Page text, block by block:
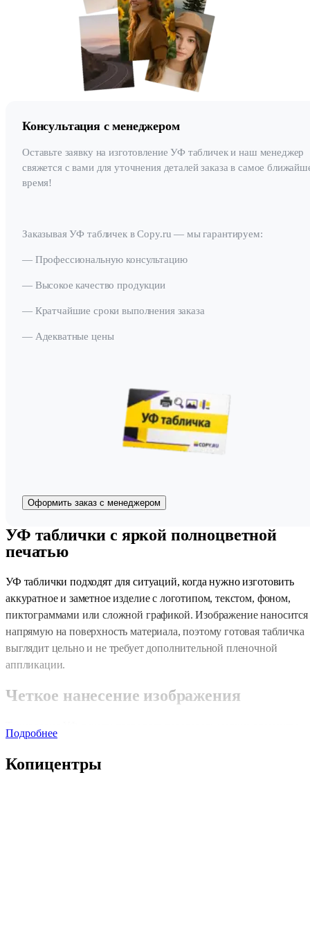
Консультация с менеджером
Оставьте заявку на изготовление УФ табличек и наш менеджер
свяжется с вами для уточнения деталей заказа в самое
время!
Заказывая УФ табличек в Copy.ru — мы гарантируем:
— Профессиональную консультацию
— Высокое качество продукции
— Кратчайшие сроки выполнения заказа
— Адекватные цены
Оформить заказ с менеджером
УФ таблички с яркой полноцветной
печатью
УФ таблички подходят для ситуаций, когда нужно изготовить
аккуратное и заметное изделие с логотипом, текстом, фоном,
пиктограммами или сложной графикой. Изображение наносится
напрямую на поверхность материала, поэтому готовая табличка
выглядит цельно и не требует дополнительной пленочной
аппликации.
Четкое нанесение изображения
тонкие линии, насыщенные цвета и фирменные оттенки. Краска
закрепляется на поверхности под воздействием ультрафиолета,
образуя стойкий отпечаток. Такой способ хорошо подходит для
Подробнее
Копицентры